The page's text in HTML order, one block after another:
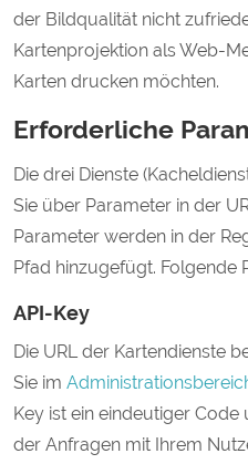
der Bildqualität nicht
Kartenprojektion als Web-
Karten drucken möchten.
Erforderliche
Die drei Dienste
Sie über Parameter in der
Parameter werden in der
Pfad hinzugefügt. Folgende
API-Key
Die URL der Kartendienste
Sie im
Key ist ein eindeutiger
der Anfragen mit Ihrem